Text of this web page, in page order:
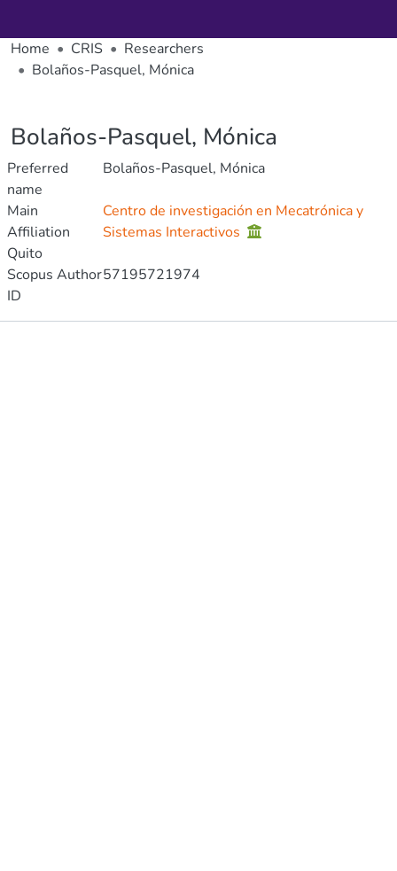
Home CRIS
Researchers
Bolaños-Pasquel, Mónica
Bolaños-Pasquel, Mónica
Preferred
name
Bolaños-Pasquel, Mónica
Main
Affiliation
Centro de investigación en Mecatrónica y
Sistemas Interactivos
Quito
Scopus Author
ID
57195721974